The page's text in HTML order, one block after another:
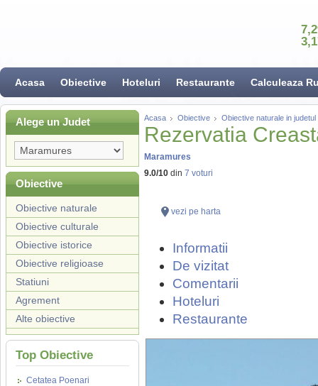
Acasa Obiective Hoteluri Restaurante Calculeaza
Alege un Judet
Obiective
Obiective naturale
Obiective culturale
Obiective istorice
Obiective religioase
Statiuni
Agrement
Alte obiective
Top Obiective
Cetatea Poenari
Acasa Obiective Obiective naturale in
Rezervatia
Maramures
9.0/10 din 7 voturi
vezi pe harta
Informatii
De vizitat
Comentarii
Hoteluri
Restaurante